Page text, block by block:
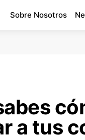
Sobre Nosotros
a tus